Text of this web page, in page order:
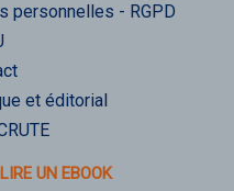
personnelles - RGPD
et éditorial
UN EBOOK